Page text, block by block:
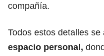
compañía.
Todos estos detalles se
espacio personal,